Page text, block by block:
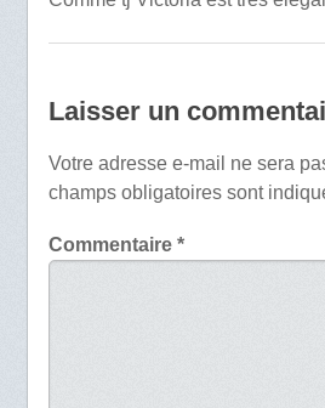
Laisser un
Votre adresse e-mail ne sera
champs obligatoires sont
Commentaire *